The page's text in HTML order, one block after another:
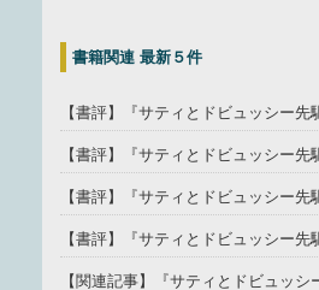
書籍関連 最新５件
【書評】『サティとドビュッシー
【書評】『サティとドビュッシー
【書評】『サティとドビュッシー
【書評】『サティとドビュッシー
【関連記事】『サティとドビュッ